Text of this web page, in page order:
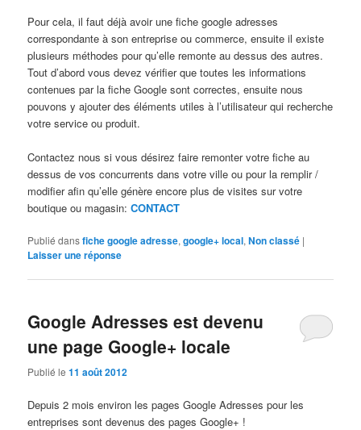
Pour cela, il faut déjà avoir une fiche google adresses
correspondante à son entreprise ou commerce, ensuite il existe
plusieurs méthodes pour qu’elle remonte au dessus des autres.
Tout d’abord vous devez vérifier que toutes les informations
contenues par la fiche Google sont correctes, ensuite nous
pouvons y ajouter des éléments utiles à l’utilisateur qui recherche
votre service ou produit.
Contactez nous si vous désirez faire remonter votre fiche au
dessus de vos concurrents dans votre ville ou pour la remplir /
modifier afin qu’elle génère encore plus de visites sur votre
boutique ou magasin:CONTACT
Publié dansfiche google adresse,google+ local,Non classé |
Laisser une réponse
Google Adresses est devenu
une page Google+ locale
Publié le11 août 2012
Depuis 2 mois environ les pages Google Adresses pour les
entreprises sont devenus des pages Google+ !